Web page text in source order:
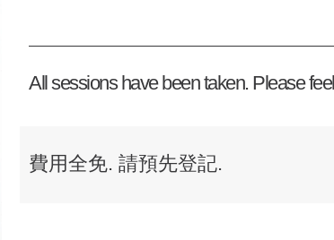
All sessions have been taken. Please
費用全免. 請預先登記.